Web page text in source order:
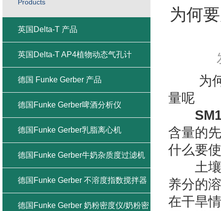
为何
为何
量呢
含量的
什么要
土壤
养分的
在干旱
Products
英国Delta-T 产品
英国Delta-T AP4植物动态气孔计
德国 Funke Gerber 产品
德国Funke Gerber啤酒分析仪
德国Funke Gerber乳脂离心机
德国Funke Gerber牛奶杂质度过滤机
德国Funke Gerber 不溶度指数搅拌器
德国Funke Gerber 奶粉密度仪/奶粉密